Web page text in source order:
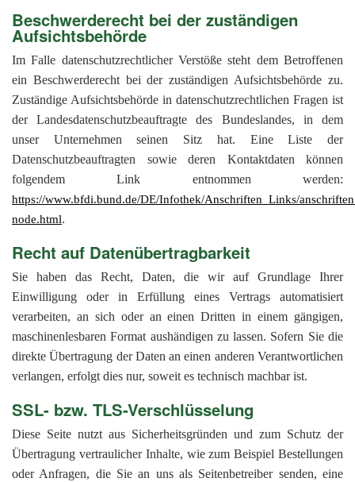
Beschwerderecht bei der zuständigen
Aufsichtsbehörde
Im Falle datenschutzrechtlicher Verstöße steht dem Betroffenen
ein Beschwerderecht bei der zuständigen Aufsichtsbehörde zu.
Zuständige Aufsichtsbehörde in datenschutzrechtlichen Fragen ist
der Landesdatenschutzbeauftragte des Bundeslandes, in dem
unser Unternehmen seinen Sitz hat. Eine Liste der
Datenschutzbeauftragten sowie deren Kontaktdaten können
folgendem Link entnommen werden:
https://www.bfdi.bund.de/DE/Infothek/Anschriften_Links/
node.html.
Recht auf Datenübertragbarkeit
Sie haben das Recht, Daten, die wir auf Grundlage Ihrer
Einwilligung oder in Erfüllung eines Vertrags automatisiert
verarbeiten, an sich oder an einen Dritten in einem gängigen,
maschinenlesbaren Format aushändigen zu lassen. Sofern Sie die
direkte Übertragung der Daten an einen anderen Verantwortlichen
verlangen, erfolgt dies nur, soweit es technisch machbar ist.
SSL- bzw. TLS-Verschlüsselung
Diese Seite nutzt aus Sicherheitsgründen und zum Schutz der
Übertragung vertraulicher Inhalte, wie zum Beispiel Bestellungen
oder Anfragen, die Sie an uns als Seitenbetreiber senden, eine